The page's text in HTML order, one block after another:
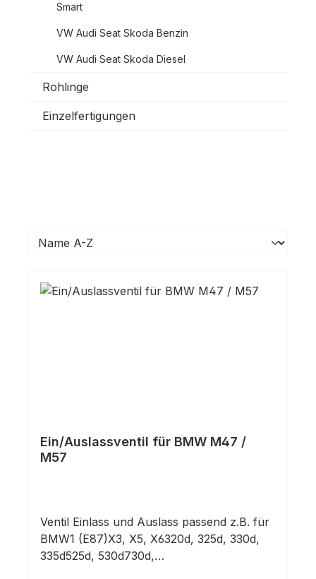
Smart
VW Audi Seat Skoda Benzin
VW Audi Seat Skoda Diesel
Rohlinge
Einzelfertigungen
Ein/Auslassventil für BMW M47 /
M57
Ventil Einlass und Auslass passend z.B. für
BMW1 (E87)X3, X5, X6320d, 325d, 330d,
335d525d, 530d730d,